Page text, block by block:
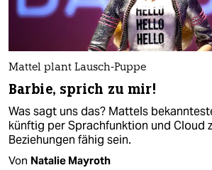
Mattel plant Lausch-Puppe
Barbie, sprich zu mir!
Was sagt uns das? Mattels
künftig per Sprachfunktion und Cloud
Beziehungen fähig sein.
Von Natalie Mayroth